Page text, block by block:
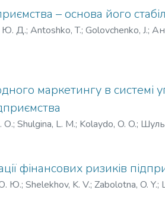
– основа його
Ю. Д.; Antoshko, T.; Golovchenko, J.;
маркетингу в системі
О.; Shulgina, L. M.; Kolaydo, O. O.;
фінансових ризиків
Ю.; Shelekhov, K. V.; Zabolotna, O. Y.;